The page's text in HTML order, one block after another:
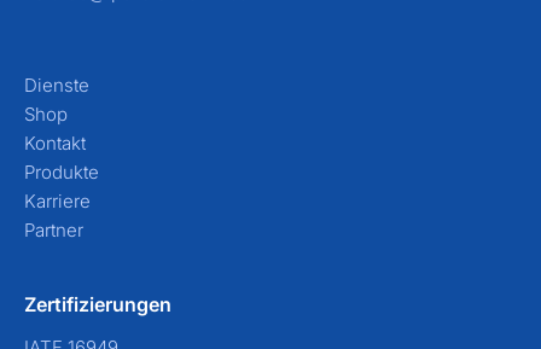
Dienste
Shop
Kontakt
Produkte
Karriere
Partner
Zertifizierungen